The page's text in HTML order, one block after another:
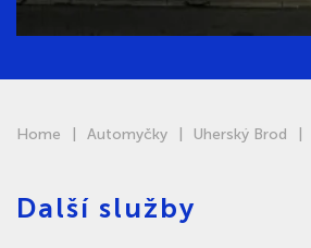
Home Automyčky Uherský Brod
Další služby